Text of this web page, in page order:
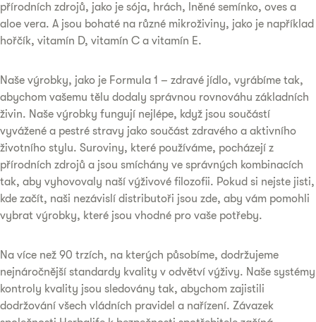
přírodních zdrojů, jako je sója, hrách, lněné semínko, oves a
aloe vera. A jsou bohaté na různé mikroživiny, jako je například
hořčík, vitamín D, vitamín C a vitamín E.
Naše výrobky, jako je Formula 1 – zdravé jídlo, vyrábíme tak,
abychom vašemu tělu dodaly správnou rovnováhu základních
živin. Naše výrobky fungují nejlépe, když jsou součástí
vyvážené a pestré stravy jako součást zdravého a aktivního
životního stylu. Suroviny, které používáme, pocházejí z
přírodních zdrojů a jsou smíchány ve správných kombinacích
tak, aby vyhovovaly naší výživové filozofii. Pokud si nejste jisti,
kde začít, naši nezávislí distributoři jsou zde, aby vám pomohli
vybrat výrobky, které jsou vhodné pro vaše potřeby.
Na více než 90 trzích, na kterých působíme, dodržujeme
nejnáročnější standardy kvality v odvětví výživy. Naše systémy
kontroly kvality jsou sledovány tak, abychom zajistili
dodržování všech vládních pravidel a nařízení. Závazek